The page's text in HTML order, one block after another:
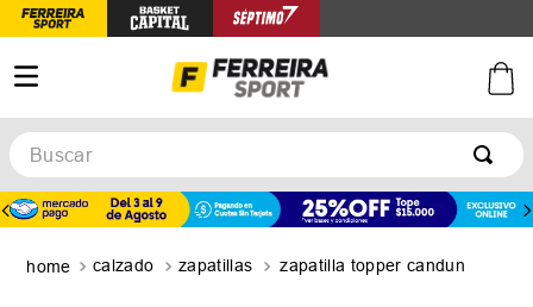
Buscar
TÉRMINOS MÁS BUSCADOS
calzado zapatillas zapatilla topper candun